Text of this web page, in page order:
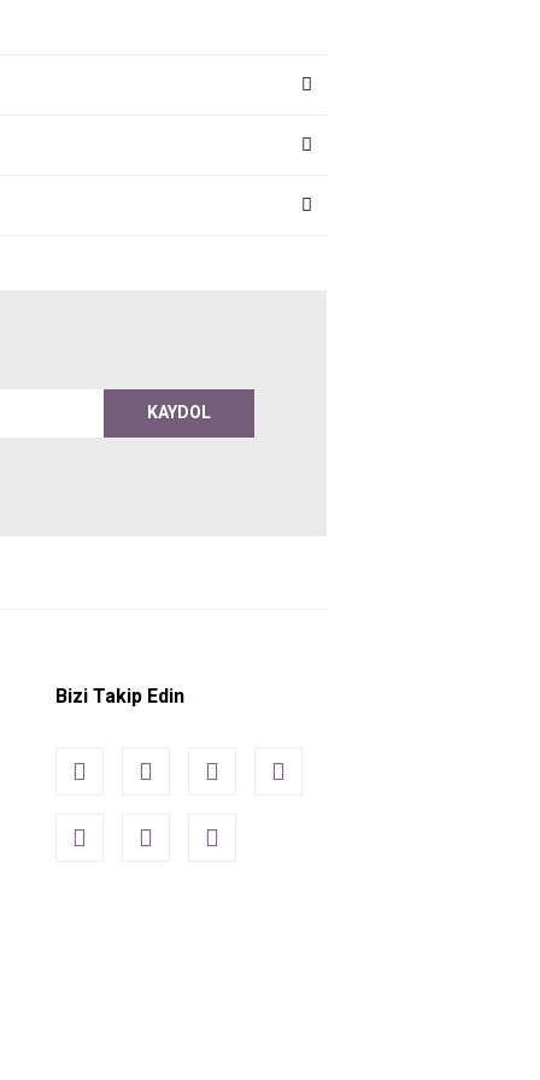
KAYDOL
Bizi Takip Edin